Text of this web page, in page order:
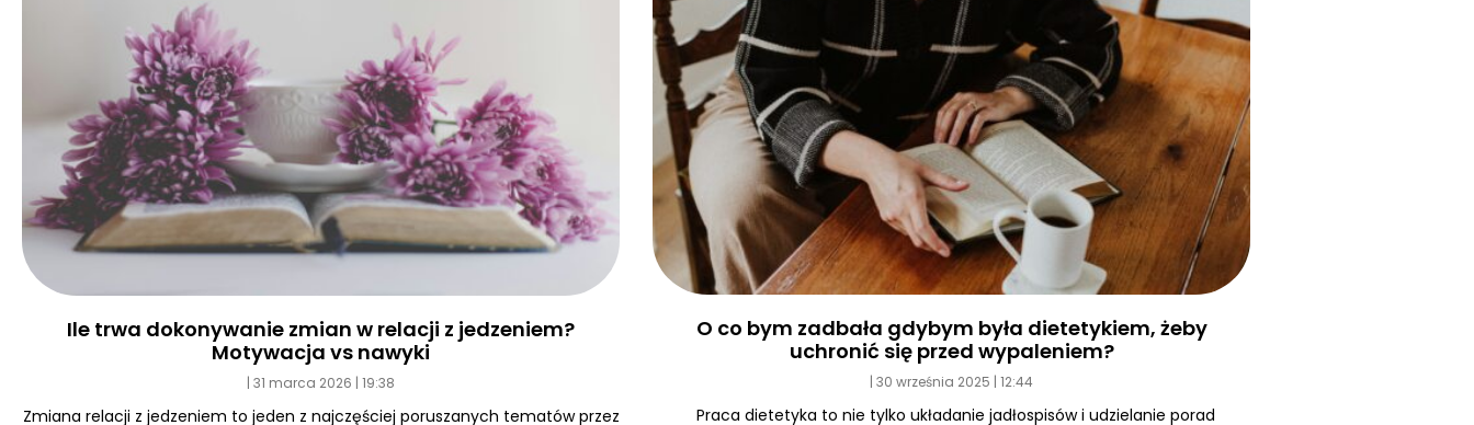
Ile trwa dokonywanie zmian w relacji z jedzeniem?
Motywacja vs nawyki
31 marca 2026 19:38
Zmiana relacji z jedzeniem to jeden z najczęściej poruszanych tematów przez
O co bym zadbała gdybym była dietetykiem, żeby
uchronić się przed wypaleniem?
30 września 2025 12:44
Praca dietetyka to nie tylko układanie jadłospisów i udzielanie porad